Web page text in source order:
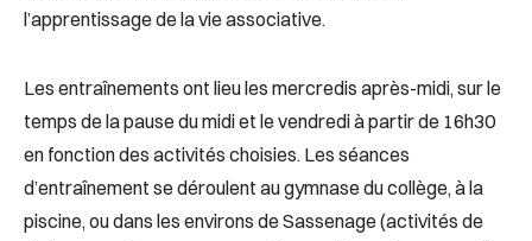
l’apprentissage de la vie associative.
Les entraînements ont lieu les mercredis après-midi, sur le
temps de la pause du midi et le vendredi à partir de 16h30
en fonction des activités choisies. Les séances
d’entraînement se déroulent au gymnase du collège, à la
piscine, ou dans les environs de Sassenage (activités de